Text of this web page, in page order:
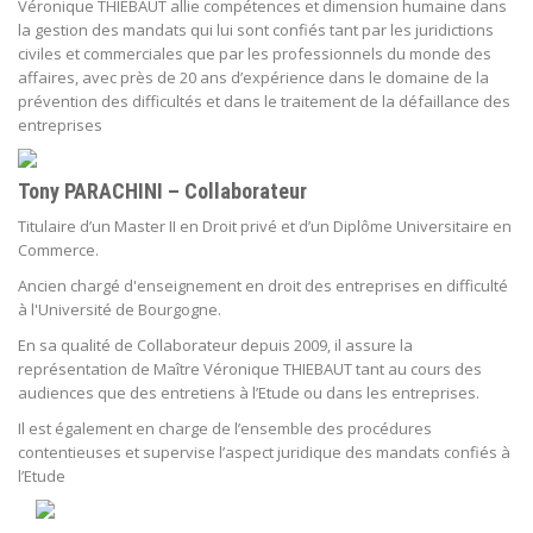
Véronique THIEBAUT allie compétences et dimension humaine dans
la gestion des mandats qui lui sont confiés tant par les juridictions
civiles et commerciales que par les professionnels du monde des
affaires, avec près de 20 ans d’expérience dans le domaine de la
prévention des difficultés et dans le traitement de la défaillance des
entreprises
Tony PARACHINI – Collaborateur
Titulaire d’un Master II en Droit privé et d’un Diplôme Universitaire en
Commerce.
Ancien chargé d'enseignement en droit des entreprises en difficulté
à l'Université de Bourgogne.
En sa qualité de Collaborateur depuis 2009, il assure la
représentation de Maître Véronique THIEBAUT tant au cours des
audiences que des entretiens à l’Etude ou dans les entreprises.
Il est également en charge de l’ensemble des procédures
contentieuses et supervise l’aspect juridique des mandats confiés à
l’Etude